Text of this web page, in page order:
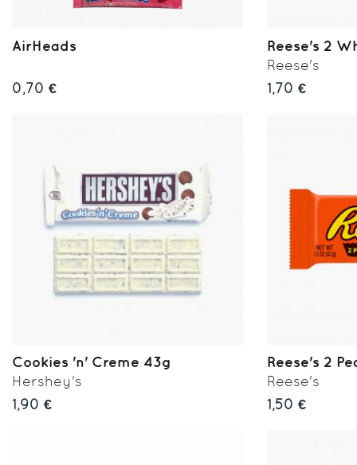
AirHeads
0,70 €
Reese's 2
Reese's
1,70 €
Cookies 'n' Creme 43g
Hershey's
1,90 €
Reese's 2
Reese's
1,50 €